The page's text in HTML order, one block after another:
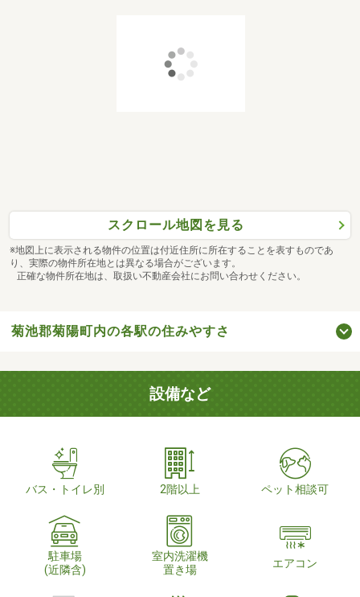
スクロール地図を見る
※地図上に表示される物件の位置は付近住所に所在することを表すものであ
り、実際の物件所在地とは異なる場合がございます。
正確な物件所在地は、取扱い不動産会社にお問い合わせください。
菊池郡菊陽町内の各駅の住みやすさ
設備など
バス・トイレ別 2階以上 ペット相談可
駐車場
(近隣含)
室内洗濯機
置き場
エアコン